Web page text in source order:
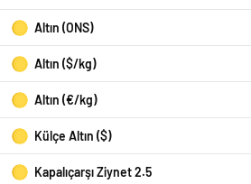
Altın (ONS)
Altın ($/kg)
Altın (€/kg)
Külçe Altın ($)
Kapalıçarşı Ziynet 2.5